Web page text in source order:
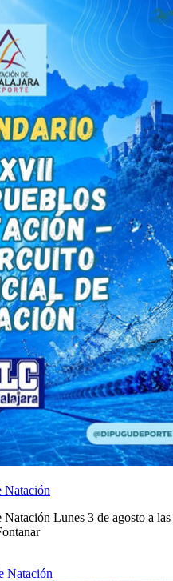
Natación
Lunes 3 de agosto a las
Natación